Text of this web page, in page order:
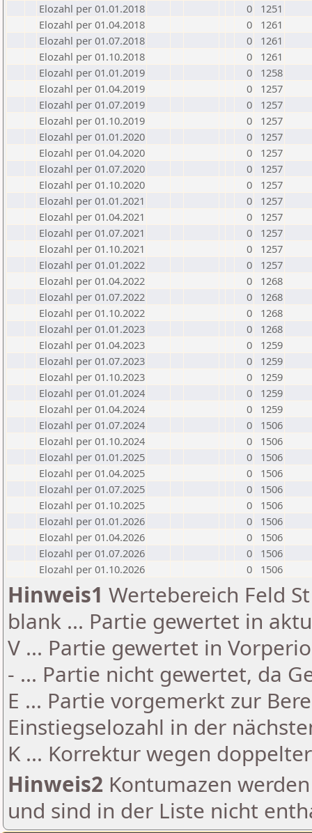
Elozahl per 01.01.2018
0
1251
Elozahl per 01.04.2018
0
1261
Elozahl per 01.07.2018
0
1261
Elozahl per 01.10.2018
0
1261
Elozahl per 01.01.2019
0
1258
Elozahl per 01.04.2019
0
1257
Elozahl per 01.07.2019
0
1257
Elozahl per 01.10.2019
0
1257
Elozahl per 01.01.2020
0
1257
Elozahl per 01.04.2020
0
1257
Elozahl per 01.07.2020
0
1257
Elozahl per 01.10.2020
0
1257
Elozahl per 01.01.2021
0
1257
Elozahl per 01.04.2021
0
1257
Elozahl per 01.07.2021
0
1257
Elozahl per 01.10.2021
0
1257
Elozahl per 01.01.2022
0
1257
Elozahl per 01.04.2022
0
1268
Elozahl per 01.07.2022
0
1268
Elozahl per 01.10.2022
0
1268
Elozahl per 01.01.2023
0
1268
Elozahl per 01.04.2023
0
1259
Elozahl per 01.07.2023
0
1259
Elozahl per 01.10.2023
0
1259
Elozahl per 01.01.2024
0
1259
Elozahl per 01.04.2024
0
1259
Elozahl per 01.07.2024
0
1506
Elozahl per 01.10.2024
0
1506
Elozahl per 01.01.2025
0
1506
Elozahl per 01.04.2025
0
1506
Elozahl per 01.07.2025
0
1506
Elozahl per 01.10.2025
0
1506
Elozahl per 01.01.2026
0
1506
Elozahl per 01.04.2026
0
1506
Elozahl per 01.07.2026
0
1506
Elozahl per 01.10.2026
0 1506
Hinweis1 Wertebereich Feld
blank ... Partie gewertet in
V ... Partie gewertet in
- ... Partie nicht gewertet, da
E ... Partie vorgemerkt zur
Einstiegselozahl in der
K ... Korrektur wegen
Hinweis2 Kontumazen
und sind in der Liste nicht